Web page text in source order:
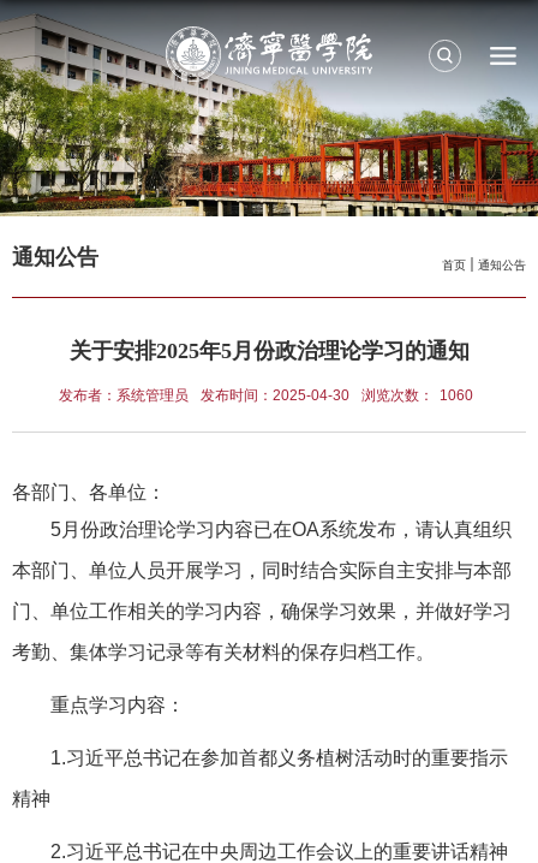
首页 通知公告
通知公告
关于安排2025年5月份政治理论学习的通知
发布者：系统管理员 发布时间：2025-04-30 浏览次数： 1060
各部门、各单位：
5月份政治理论学习内容已在OA系统发布，请认真组织
本部门、单位人员开展学习，同时结合实际自主安排与本部
门、单位工作相关的学习内容，确保学习效果，并做好学习
考勤、集体学习记录等有关材料的保存归档工作。
重点学习内容：
1.习近平总书记在参加首都义务植树活动时的重要指示
精神
2.习近平总书记在中央周边工作会议上的重要讲话精神